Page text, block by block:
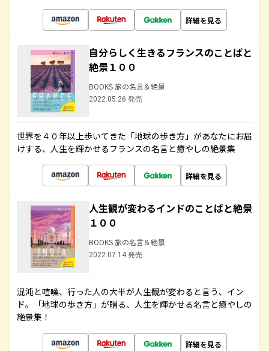
詳細を見る
自分らしく生きるフランスのことばと
絶景１００
BOOKS 旅の名言＆絶景
2022.05.26 発売
世界を４０年以上歩いてきた「地球の歩き方」があなたにお届
けする、人生を輝かせるフランスの名言と癒やしの絶景集
詳細を見る
人生観が変わるインドのことばと絶景
１００
BOOKS 旅の名言＆絶景
2022.07.14 発売
混沌と喧噪、行った人の大半が人生観が変わると言う、イン
ド。「地球の歩き方」が贈る、人生を輝かせる名言と癒やしの
絶景集！
詳細を見る